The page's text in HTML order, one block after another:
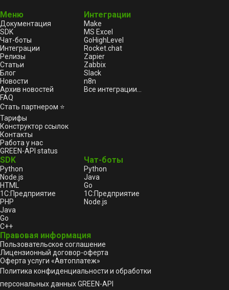
Меню
Документация
SDK
Чат-боты
Интеграции
Релизы
Статьи
Блог
Новости
Архив новостей
FAQ
Стать партнером ⭐
Тарифы
Конструктор ссылок
Контакты
Работа у нас
GREEN-API status
Интеграции
Make
MS Excel
GoHighLevel
Rocket.chat
Zapier
Zabbix
Slack
n8n
Все интеграции...
SDK
Python
Node.js
HTML
1С:Предприятие
PHP
Java
Go
C++
Чат-боты
Python
Java
Go
1С:Предприятие
Node.js
Правовая информация
Пользовательское соглашение
Лицензионный договор-оферта
Оферта услуги «Автоплатеж»
Политика конфиденциальности и обработки
персональных данных GREEN-API